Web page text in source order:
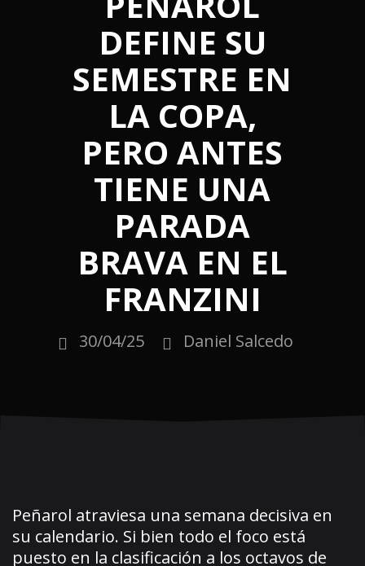
DEFINE SU
SEMESTRE EN
LA COPA,
PERO ANTES
TIENE UNA
PARADA
BRAVA EN EL
FRANZINI
30/04/25 Daniel Salcedo
Peñarol atraviesa una semana decisiva en
su calendario. Si bien todo el foco está
puesto en la clasificación a los octavos de